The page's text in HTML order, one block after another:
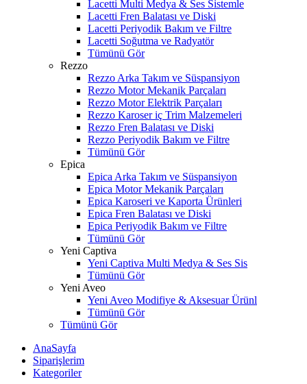
Lacetti Multi Medya & Ses Sistemle
Lacetti Fren Balatası ve Diski
Lacetti Periyodik Bakım ve Filtre
Lacetti Soğutma ve Radyatör
Tümünü Gör
Rezzo
Rezzo Arka Takım ve Süspansiyon
Rezzo Motor Mekanik Parçaları
Rezzo Motor Elektrik Parçaları
Rezzo Karoser iç Trim Malzemeleri
Rezzo Fren Balatası ve Diski
Rezzo Periyodik Bakım ve Filtre
Tümünü Gör
Epica
Epica Arka Takım ve Süspansiyon
Epica Motor Mekanik Parçaları
Epica Karoseri ve Kaporta Ürünleri
Epica Fren Balatası ve Diski
Epica Periyodik Bakım ve Filtre
Tümünü Gör
Yeni Captiva
Yeni Captiva Multi Medya & Ses Sis
Tümünü Gör
Yeni Aveo
Yeni Aveo Modifiye & Aksesuar Ürünl
Tümünü Gör
Tümünü Gör
AnaSayfa
Siparişlerim
Kategoriler